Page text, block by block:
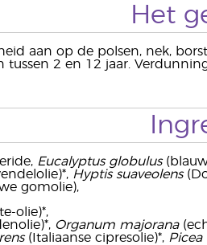
Het
aan op de polsen, nek,
tussen 2 en 12 jaar.
Eucalyptus globulus
Hyptis suaveolens
gomolie),
olie)*,
Organum majorana
(Italiaanse cipresolie)*, Picea